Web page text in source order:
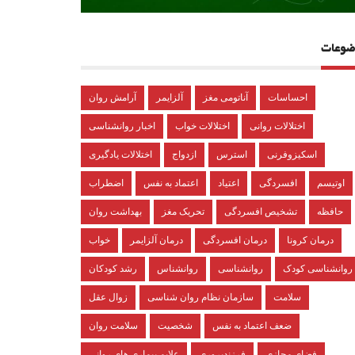
آرامش روان آلزایمر آناتومی مغز احساسات
اخبار روانشناسی اختلالات خواب اختلالات روانی
اختلالات یادگیری ازدواج استرس اسکیزوفرنی
اضطراب اعتماد به نفس اعتیاد افسردگی اوتیسم
بهداشت روان تحریک مغز تشخیص افسردگی حافظه
خواب درمان آلزایمر درمان افسردگی درمان کرونا
رشد کودکان روانشناس روانشناسی روانشناسی کودک
زوال عقل سازمان نظام روان شناسی سلامت
سلامت روان شخصیت ضعف اعتماد به نفس